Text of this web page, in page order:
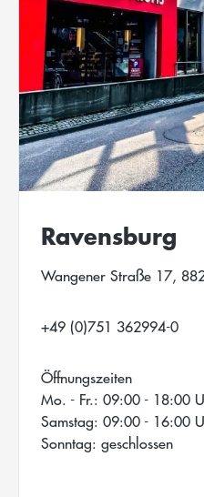
Ravensburg
Wangener Straße 17,
+49 (0)751 362994-0
Öffnungszeiten
Mo. - Fr.: 09:00 - 18:00
Samstag: 09:00 - 16:00
Sonntag: geschlossen